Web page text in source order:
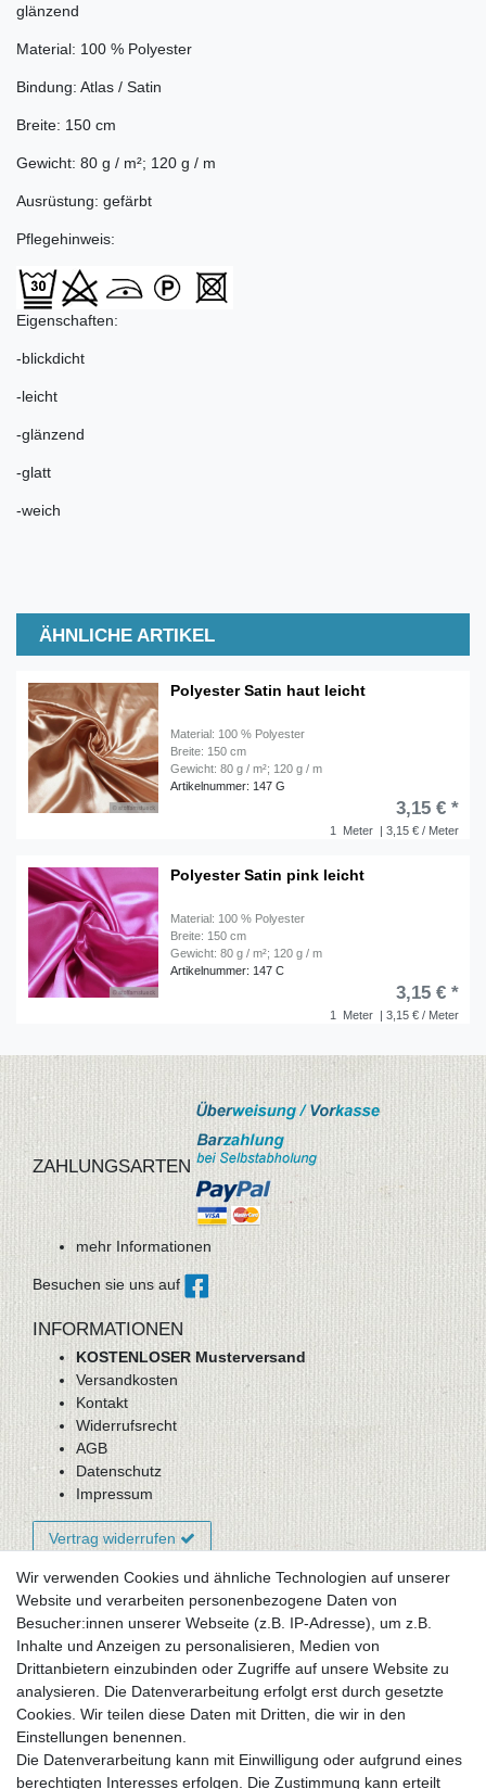
glänzend
Material: 100 % Polyester
Bindung: Atlas / Satin
Breite: 150 cm
Gewicht: 80 g / m²; 120 g / m
Ausrüstung: gefärbt
Pflegehinweis:
Eigenschaften:
-blickdicht
-leicht
-glänzend
-glatt
-weich
ÄHNLICHE ARTIKEL
Polyester Satin haut leicht
Material: 100 % Polyester
Breite: 150 cm
Gewicht: 80 g / m²; 120 g / m
Artikelnummer: 147 G
1 Meter | 3,15 € / Meter
3,15 € *
Polyester Satin pink leicht
Material: 100 % Polyester
Breite: 150 cm
Gewicht: 80 g / m²; 120 g / m
Artikelnummer: 147 C
1 Meter | 3,15 € / Meter
3,15 € *
ZAHLUNGSARTEN
mehr Informationen
Besuchen sie uns auf
INFORMATIONEN
KOSTENLOSER Musterversand
Versandkosten
Kontakt
Widerrufsrecht
AGB
Datenschutz
Impressum
Vertrag widerrufen
Newsletter-Anmeldung
FAQ / Fragen
Mein Warenkorb
Mein Merkzettel
Mein Konto
UNSER LADENGESCHÄFT
Gottlieb-Daimler-Str. 10
Wir verwenden Cookies und ähnliche Technologien auf unserer
Website und verarbeiten personenbezogene Daten von
Besucher:innen unserer Webseite (z.B. IP-Adresse), um z.B.
Inhalte und Anzeigen zu personalisieren, Medien von
Drittanbietern einzubinden oder Zugriffe auf unsere Website zu
analysieren. Die Datenverarbeitung erfolgt erst durch gesetzte
Cookies. Wir teilen diese Daten mit Dritten, die wir in den
Einstellungen benennen.
Die Datenverarbeitung kann mit Einwilligung oder aufgrund eines
berechtigten Interesses erfolgen. Die Zustimmung kann erteilt